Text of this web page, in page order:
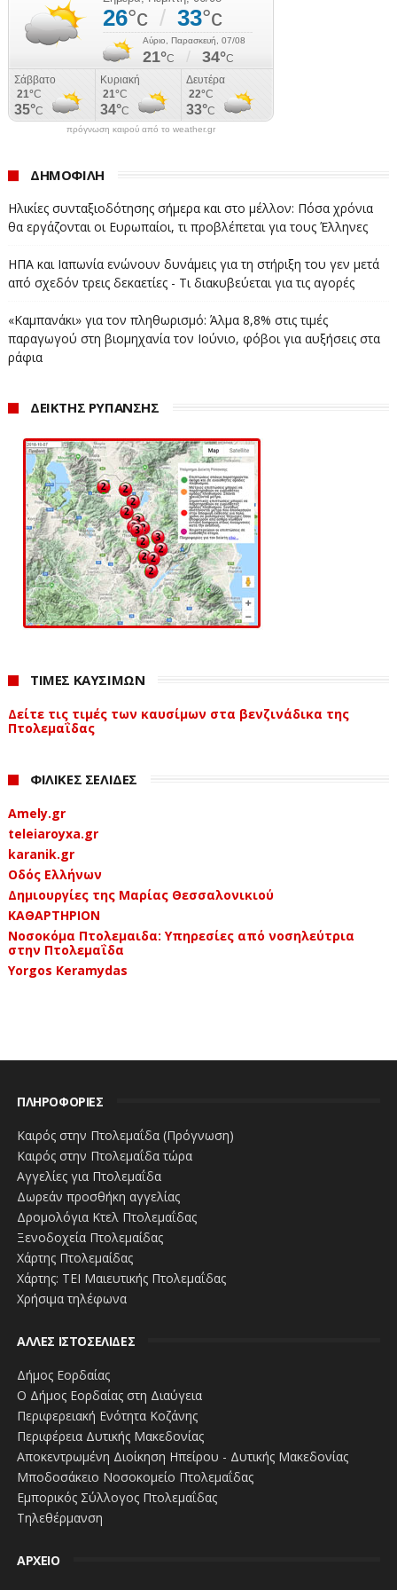
#ΑΣΕΠ #ΠΡΟΣΚΛΗΣΗ #ΥΠΟΒΟΛΗ #ΔΙΚΑΙΟΛΟΓΗΤΙΚΑ
πρόγνωση καιρού από το weather.gr
ΔΗΜΟΦΙΛΗ
Ηλικίες συνταξιοδότησης σήμερα και στο μέλλον: Πόσα χρόνια
θα εργάζονται οι Ευρωπαίοι, τι προβλέπεται για τους Έλληνες
ΗΠΑ και Ιαπωνία ενώνουν δυνάμεις για τη στήριξη του γεν μετά
από σχεδόν τρεις δεκαετίες - Τι διακυβεύεται για τις αγορές
«Καμπανάκι» για τον πληθωρισμό: Άλμα 8,8% στις τιμές
παραγωγού στη βιομηχανία τον Ιούνιο, φόβοι για αυξήσεις στα
ράφια
ΔΕΙΚΤΗΣ ΡΥΠΑΝΣΗΣ
ΤΙΜΕΣ ΚΑΥΣΙΜΩΝ
Δείτε τις τιμές των καυσίμων στα βενζινάδικα της
Πτολεμαΐδας
ΦΙΛΙΚΕΣ ΣΕΛΙΔΕΣ
Amely.gr
teleiaroyxa.gr
karanik.gr
Οδός Ελλήνων
Δημιουργίες της Μαρίας Θεσσαλονικιού
ΚΑΘΑΡΤΗΡΙΟΝ
Νοσοκόμα Πτολεμαιδα: Υπηρεσίες από νοσηλεύτρια
στην Πτολεμαΐδα
Yorgos Keramydas
ΠΛΗΡΟΦΟΡΙΕΣ
Καιρός στην Πτολεμαΐδα (Πρόγνωση)
Καιρός στην Πτολεμαΐδα τώρα
Αγγελίες για Πτολεμαΐδα
Δωρεάν προσθήκη αγγελίας
Δρομολόγια Κτελ Πτολεμαΐδας
Ξενοδοχεία Πτολεμαίδας
Χάρτης Πτολεμαίδας
Χάρτης: ΤΕΙ Μαιευτικής Πτολεμαΐδας
Χρήσιμα τηλέφωνα
ΑΛΛΕΣ ΙΣΤΟΣΕΛΙΔΕΣ
Δήμος Εορδαίας
Ο Δήμος Εορδαίας στη Διαύγεια
Περιφερειακή Ενότητα Κοζάνης
Περιφέρεια Δυτικής Μακεδονίας
Αποκεντρωμένη Διοίκηση Ηπείρου - Δυτικής Μακεδονίας
Μποδοσάκειο Νοσοκομείο Πτολεμαΐδας
Εμπορικός Σύλλογος Πτολεμαΐδας
Τηλεθέρμανση
ΑΡΧΕΙΟ